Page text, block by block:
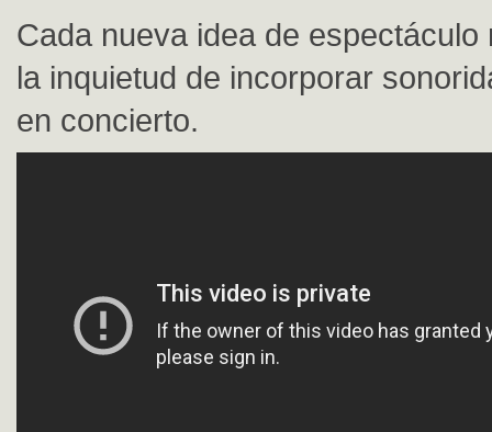
Cada nueva idea de espectáculo
la inquietud de incorporar
en concierto.